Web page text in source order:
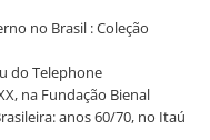
no Brasil : Coleção
do Telephone
na Fundação Bienal
anos 60/70, no Itaú